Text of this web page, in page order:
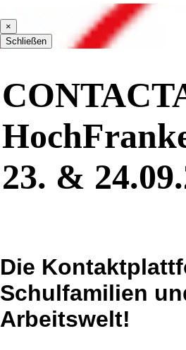
×
Schließen
23. &
Die
Schulfamilien
Arbeitswelt!